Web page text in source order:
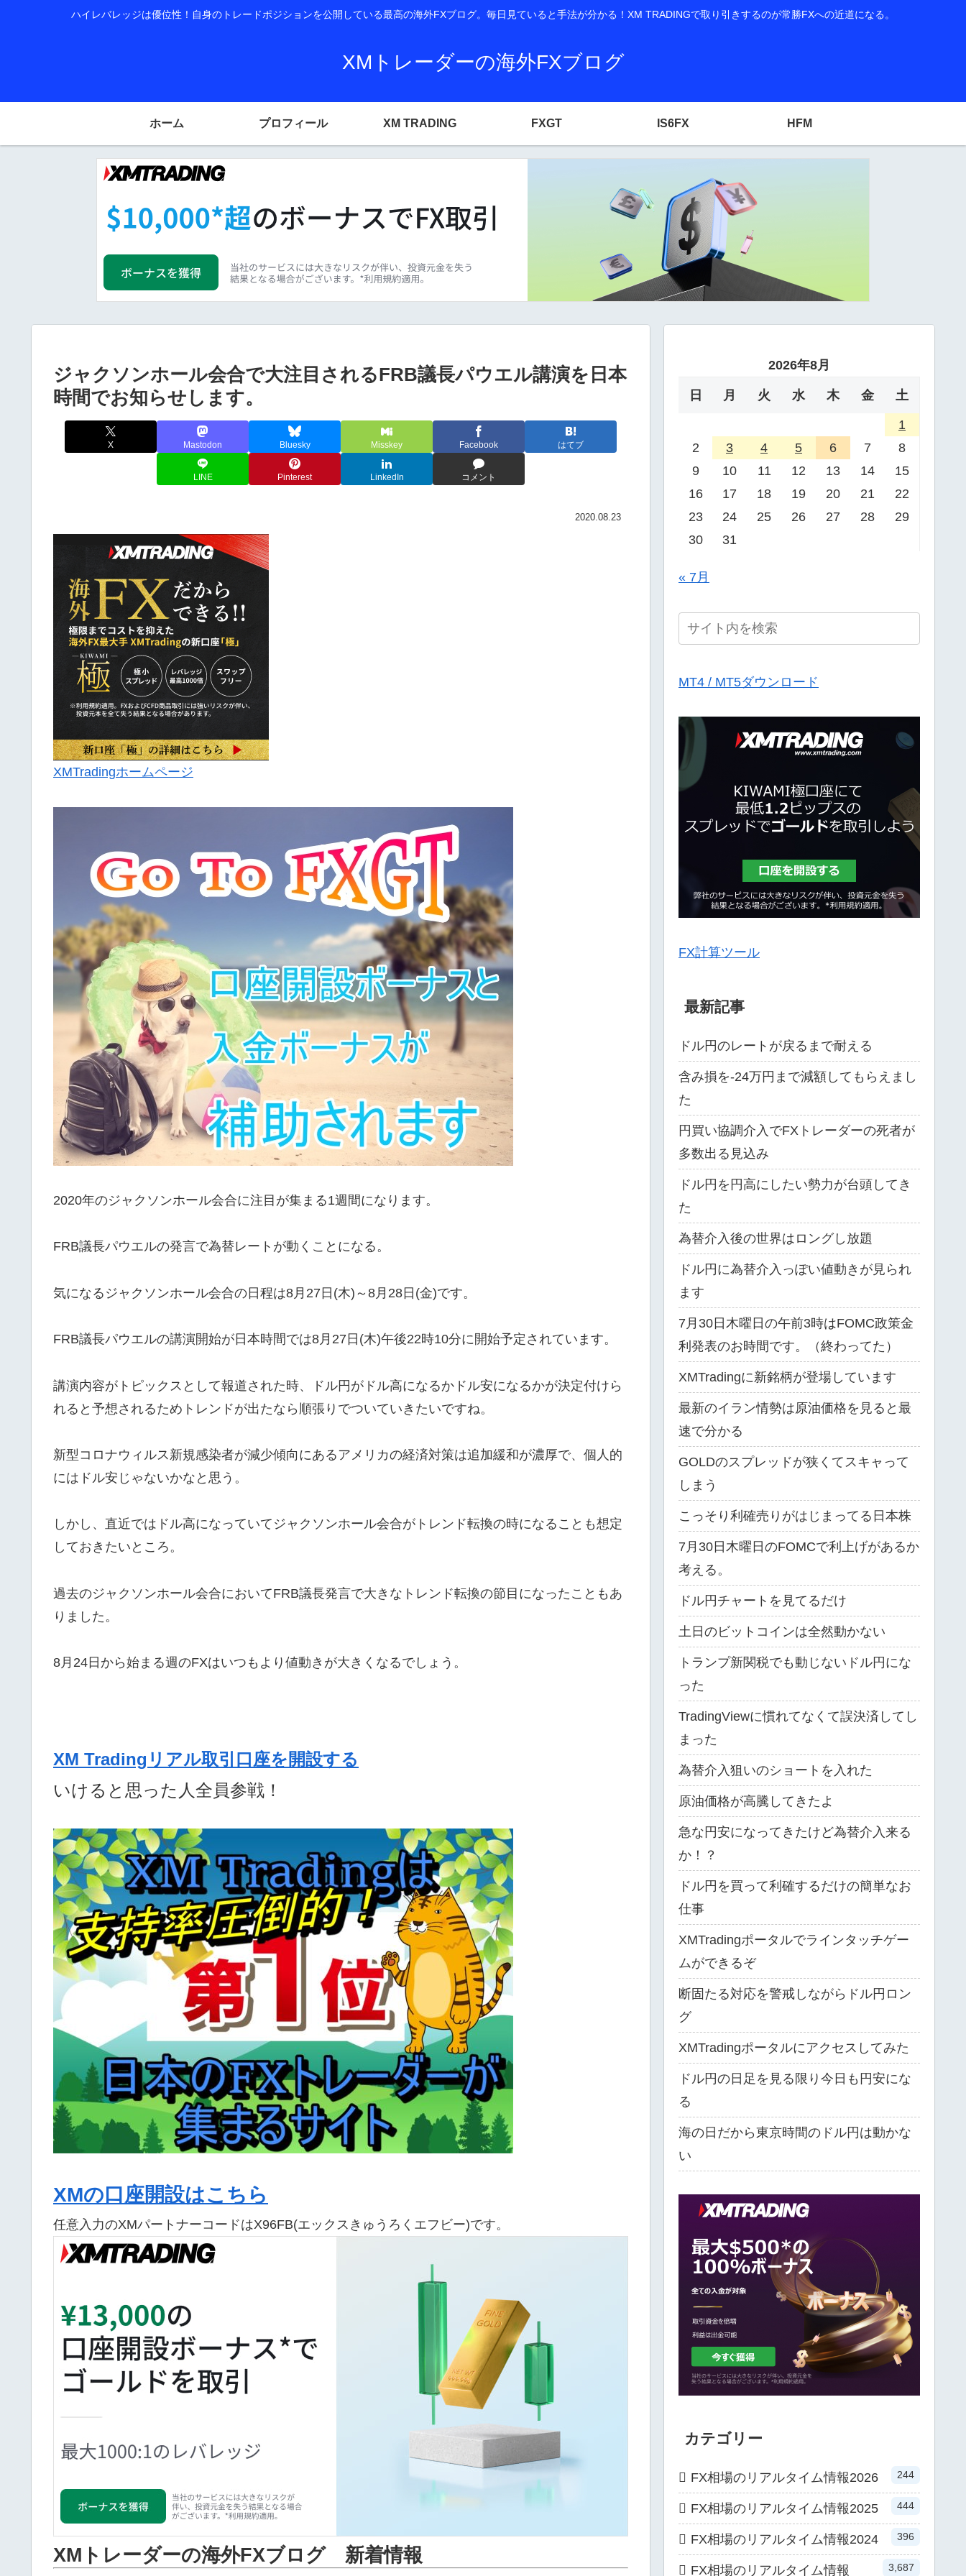
ハイレバレッジは優位性！自身のトレードポジションを公開している最高の海外FXブログ。毎日見ていると手法が分かる！XM TRADINGで取り引きするのが常勝FXへの近道になる。
XMトレーダーの海外FXブログ
ホーム プロフィール XM TRADING FXGT IS6FX HFM
ジャクソンホール会合で大注目されるFRB議長パウエル講演を日本
時間でお知らせします。
X Mastodon Bluesky Misskey Facebook はてブ
LINE Pinterest LinkedIn コメント
2020.08.23
XMTradingホームページ
2020年のジャクソンホール会合に注目が集まる1週間になります。
FRB議長パウエルの発言で為替レートが動くことになる。
気になるジャクソンホール会合の日程は8月27日(木)～8月28日(金)です。
FRB議長パウエルの講演開始が日本時間では8月27日(木)午後22時10分に開始予定されています。
講演内容がトピックスとして報道された時、ドル円がドル高になるかドル安になるかが決定付けら
れると予想されるためトレンドが出たなら順張りでついていきたいですね。
新型コロナウィルス新規感染者が減少傾向にあるアメリカの経済対策は追加緩和が濃厚で、個人的
にはドル安じゃないかなと思う。
しかし、直近ではドル高になっていてジャクソンホール会合がトレンド転換の時になることも想定
しておきたいところ。
過去のジャクソンホール会合においてFRB議長発言で大きなトレンド転換の節目になったこともあ
りました。
8月24日から始まる週のFXはいつもより値動きが大きくなるでしょう。
XM Tradingリアル取引口座を開設する
いけると思った人全員参戦！
XMの口座開設はこちら
任意入力のXMパートナーコードはX96FB(エックスきゅうろくエフビー)です。
XMトレーダーの海外FXブログ 新着情報
2026年8月
日 月 火 水 木 金 土
1
2
3 4 5 6 7
8
9
10 11 12 13 14
15
16
17 18 19 20 21
22
23
24 25 26 27 28
29
30
31
« 7月
MT4 / MT5ダウンロード
FX計算ツール
最新記事
ドル円のレートが戻るまで耐える
含み損を-24万円まで減額してもらえまし
た
円買い協調介入でFXトレーダーの死者が
多数出る見込み
ドル円を円高にしたい勢力が台頭してき
た
為替介入後の世界はロングし放題
ドル円に為替介入っぽい値動きが見られ
ます
7月30日木曜日の午前3時はFOMC政策金
利発表のお時間です。（終わってた）
XMTradingに新銘柄が登場しています
最新のイラン情勢は原油価格を見ると最
速で分かる
GOLDのスプレッドが狭くてスキャって
しまう
こっそり利確売りがはじまってる日本株
7月30日木曜日のFOMCで利上げがあるか
考える。
ドル円チャートを見てるだけ
土日のビットコインは全然動かない
トランプ新関税でも動じないドル円にな
った
TradingViewに慣れてなくて誤決済してし
まった
為替介入狙いのショートを入れた
原油価格が高騰してきたよ
急な円安になってきたけど為替介入来る
か！？
ドル円を買って利確するだけの簡単なお
仕事
XMTradingポータルでラインタッチゲー
ムができるぞ
断固たる対応を警戒しながらドル円ロン
グ
XMTradingポータルにアクセスしてみた
ドル円の日足を見る限り今日も円安にな
る
海の日だから東京時間のドル円は動かな
い
カテゴリー
FX相場のリアルタイム情報2026 244
FX相場のリアルタイム情報2025 444
FX相場のリアルタイム情報2024 396
FX相場のリアルタイム情報 3,687